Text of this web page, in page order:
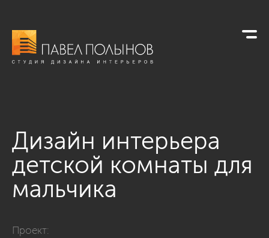
Дизайн интерьера
детской комнаты для
мальчика
Проект: